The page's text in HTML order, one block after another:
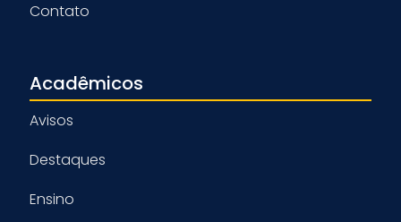
Contato
Acadêmicos
Avisos
Destaques
Ensino